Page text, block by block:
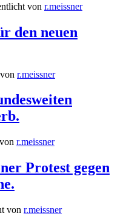
von r.meissner
den neuen
r.meissner
r.meissner
Protest gegen
von r.meissner